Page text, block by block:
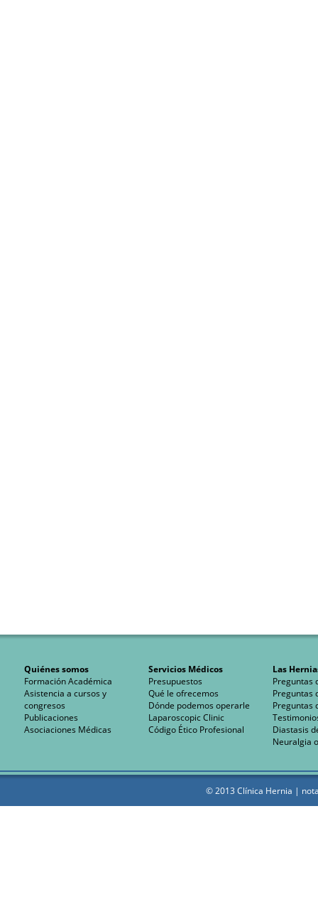
Quiénes somos
Formación Académica
Asistencia a cursos y
congresos
Publicaciones
Asociaciones Médicas
Servicios Médicos
Presupuestos
Qué le ofrecemos
Dónde podemos operarle
Laparoscopic Clinic
Código Ético Profesional
Las
Preguntas
Preguntas
Preguntas
Diastasis
Neuralgia
© 2013 Clínica Hernia |